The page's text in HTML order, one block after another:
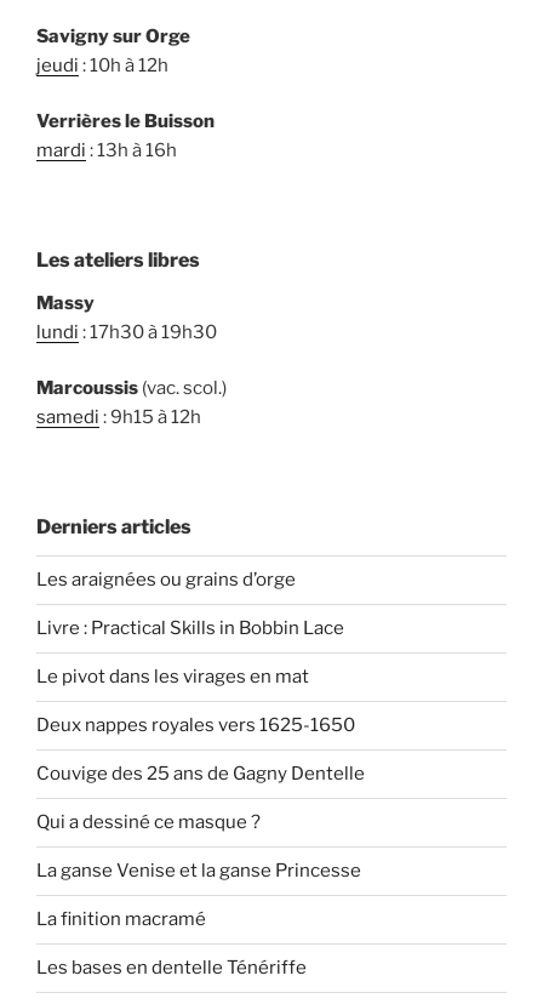
Savigny sur Orge
jeudi : 10h à 12h
Verrières le Buisson
mardi : 13h à 16h
Les ateliers libres
Massy
lundi : 17h30 à 19h30
Marcoussis (vac. scol.)
samedi : 9h15 à 12h
Derniers articles
Les araignées ou grains d’orge
Livre : Practical Skills in Bobbin Lace
Le pivot dans les virages en mat
Deux nappes royales vers 1625-1650
Couvige des 25 ans de Gagny Dentelle
Qui a dessiné ce masque ?
La ganse Venise et la ganse Princesse
La finition macramé
Les bases en dentelle Ténériffe